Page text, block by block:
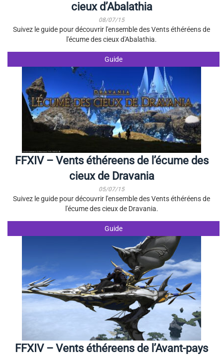
cieux d’Abalathia
08/07/15
Suivez le guide pour découvrir l'ensemble des Vents éthéréens de
l'écume des cieux d'Abalathia.
Guide
FFXIV – Vents éthéreens de l’écume des
cieux de Dravania
05/07/15
Suivez le guide pour découvrir l'ensemble des Vents éthéréens de
l'écume des cieux de Dravania.
Guide
FFXIV – Vents éthéreens de l’Avant-pays